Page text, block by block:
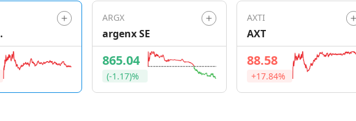
ARGX
argenx SE
865.04
(-1.17)%
AXTI
AXT
88.58
+17.84%